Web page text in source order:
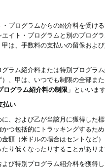
プログラムからの紹介料を受け
イト・プログラムと別のプログ
は、手数料の支払いの留保およ
ラム紹介料または特別プログラ
）、甲は、いつでも制限の全部
ログラム紹介料の制限 」といいま
払い
、および乙が当該月に獲得した
つ包括的にトラッキングするた
額（米ドルの場合はセントなど
り低くなったりすることがあり
び特別プログラム紹介料を獲得